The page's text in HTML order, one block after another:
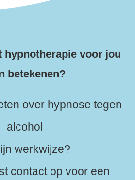
hypnotherapie voor jou
betekenen?
over hypnose tegen
alcohol
werkwijze?
contact op voor een